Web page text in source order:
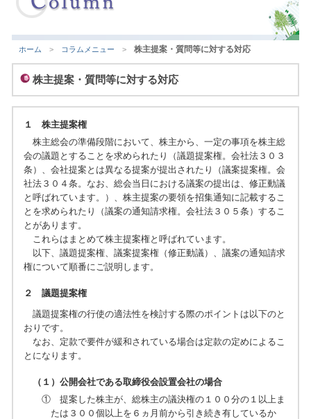
ホーム > コラムメニュー > 株主提案・質問等に対する対応
株主提案・質問等に対する対応
１ 株主提案権
株主総会の準備段階において、株主から、一定の事項を株主総
会の議題とすることを求められたり（議題提案権。会社法３０３
条）、会社提案とは異なる提案が提出されたり（議案提案権。会
社法３０４条。なお、総会当日における議案の提出は、修正動議
と呼ばれています。）、株主提案の要領を招集通知に記載するこ
とを求められたり（議案の通知請求権。会社法３０５条）するこ
とがあります。
これらはまとめて株主提案権と呼ばれています。
以下、議題提案権、議案提案権（修正動議）、議案の通知請求
権について順番にご説明します。
２ 議題提案権
議題提案権の行使の適法性を検討する際のポイントは以下のと
おりです。
なお、定款で要件が緩和されている場合は定款の定めによるこ
とになります。
（１）公開会社である取締役会設置会社の場合
① 提案した株主が、総株主の議決権の１００分の１以上ま
たは３００個以上を６ヵ月前から引き続き有しているか